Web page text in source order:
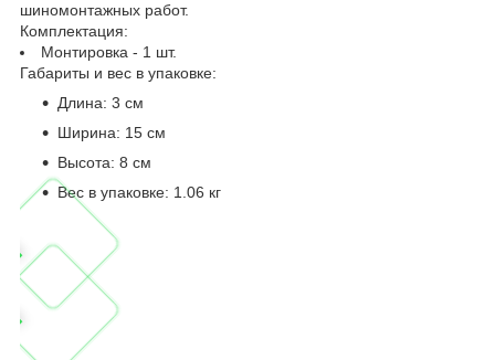
шиномонтажных работ.
Комплектация:
Монтировка - 1 шт.
Габариты и вес в упаковке:
Длина: 3 см
Ширина: 15 см
Высота: 8 см
Вес в упаковке: 1.06 кг